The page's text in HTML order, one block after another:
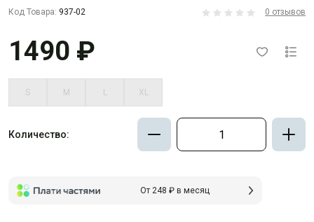
Код Товара: 937-02 0 отзывов
1490 ₽
S M L XL
Количество:
От 248 ₽ в месяц